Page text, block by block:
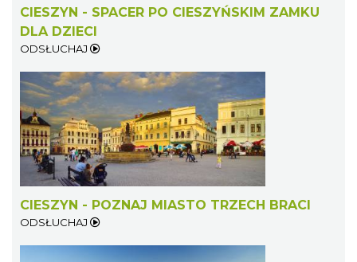
CIESZYN - SPACER PO CIESZYŃSKIM ZAMKU
DLA DZIECI
ODSŁUCHAJ
CIESZYN - POZNAJ MIASTO TRZECH BRACI
ODSŁUCHAJ